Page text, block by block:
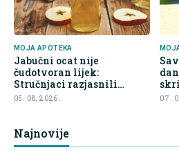
MOJA APOTEKA
Jabučni ocat nije
čudotvoran lijek:
Stručnjaci razjasnili
najveće zablude
05. 08. 2026. 07.
Najnovije